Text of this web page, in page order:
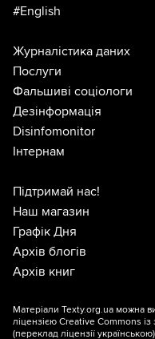
#English
Журналістика даних
Послуги
Фальшиві соціологи
Дезінформація
Disinfomonitor
Інтернам
Підтримай нас!
Наш магазин
Графік Дня
Архів блогів
Архів книг
Матеріали Texty.org.ua можна
ліцензією Creative Commons із
(переклад ліцензії українською